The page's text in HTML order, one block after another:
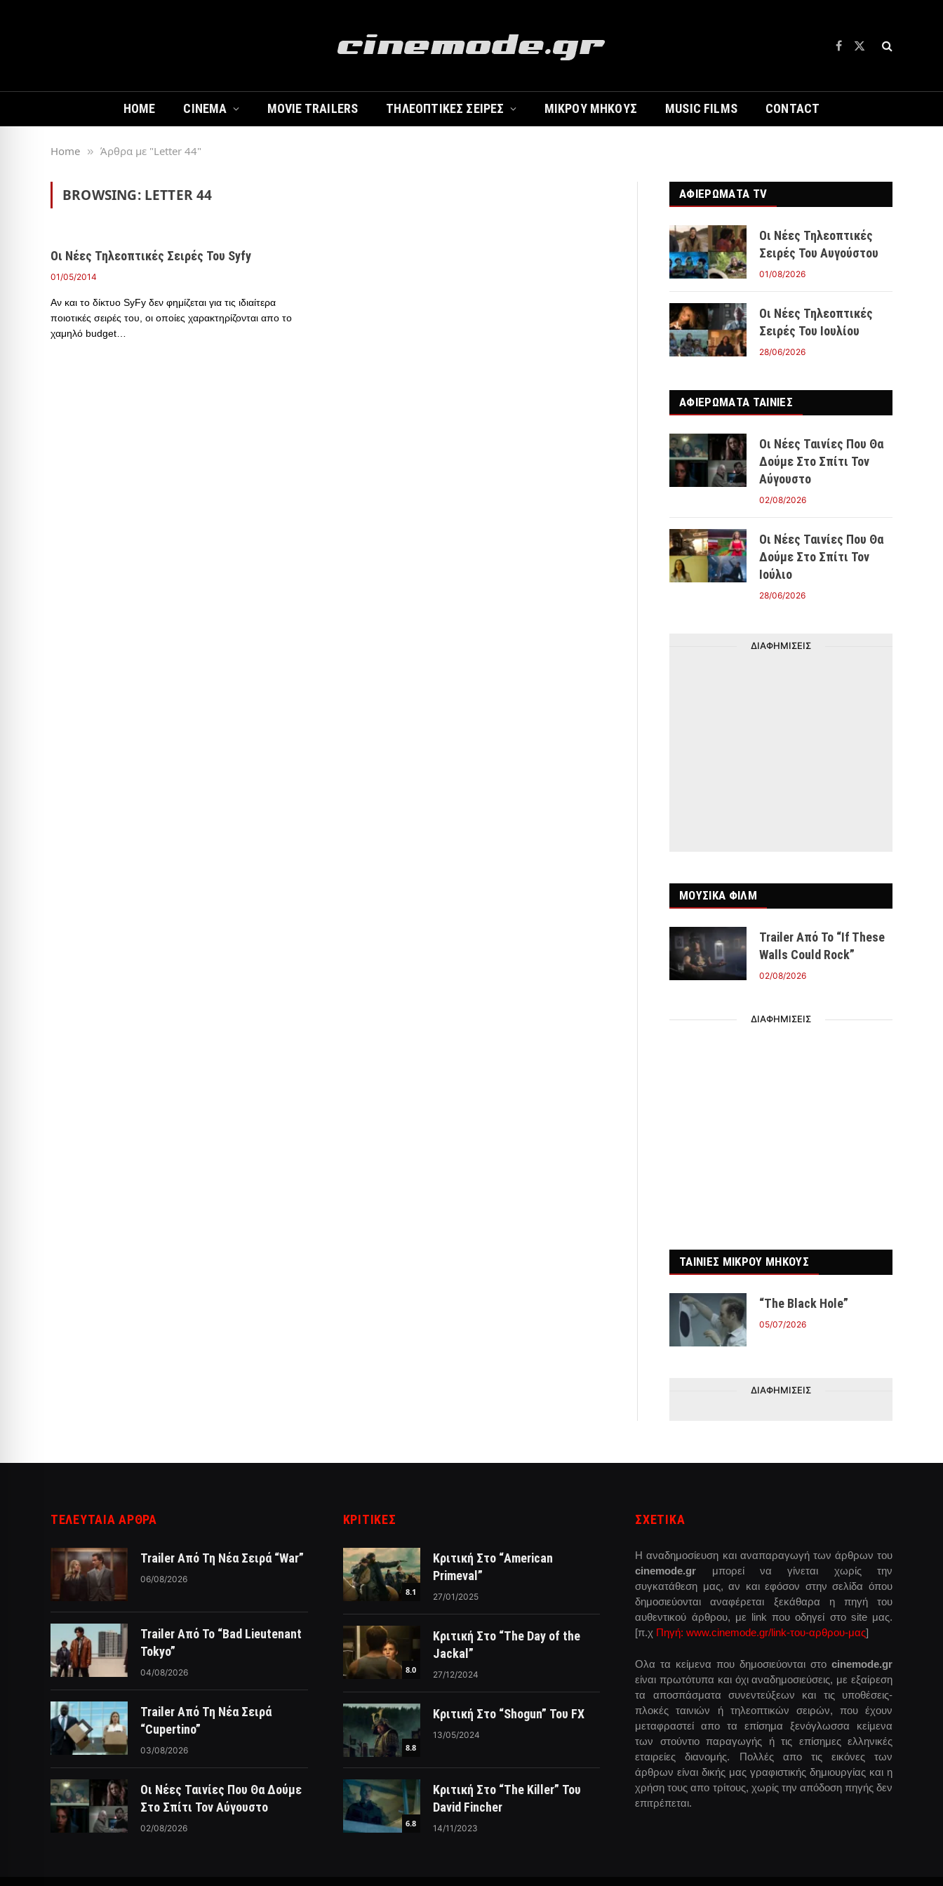
Facebook
X
HOME CINEMA MOVIE TRAILERS ΤΗΛΕΟΠΤΙΚΈΣ ΣΕΙΡΈΣ ΜΙΚΡΟΎ ΜΉΚΟΥΣ MUSIC FILMS CONTACT
Home » Άρθρα με "Letter 44"
BROWSING: LETTER 44
Οι Νέες Τηλεοπτικές Σειρές Του Syfy
01/05/2014
Αν και το δίκτυο SyFy δεν φημίζεται για τις ιδιαίτερα
ποιοτικές σειρές του, οι οποίες χαρακτηρίζονται απο το
χαμηλό budget…
ΑΦΙΕΡΩΜΑΤΑ TV
Οι Νέες Τηλεοπτικές
Σειρές Του Αυγούστου
01/08/2026
Οι Νέες Τηλεοπτικές
Σειρές Του Ιουλίου
28/06/2026
ΑΦΙΕΡΩΜΑΤΑ ΤΑΙΝΊΕΣ
Οι Νέες Ταινίες Που Θα
Δούμε Στο Σπίτι Τον
Αύγουστο
02/08/2026
Οι Νέες Ταινίες Που Θα
Δούμε Στο Σπίτι Τον
Ιούλιο
28/06/2026
ΔΙΑΦΗΜΙΣΕΙΣ
ΜΟΥΣΙΚΑ ΦΙΛΜ
Trailer Από Το “If These
Walls Could Rock”
02/08/2026
ΔΙΑΦΗΜΙΣΕΙΣ
ΤΑΙΝΙΕΣ ΜΙΚΡΟΥ ΜΗΚΟΥΣ
“The Black Hole”
05/07/2026
ΔΙΑΦΗΜΙΣΕΙΣ
ΤΕΛΕΥΤΑΙΑ ΑΡΘΡΑ
Trailer Από Τη Νέα Σειρά “War”
06/08/2026
Trailer Από Το “Bad Lieutenant
Tokyo”
04/08/2026
Trailer Από Τη Νέα Σειρά
“Cupertino”
03/08/2026
Οι Νέες Ταινίες Που Θα Δούμε
Στο Σπίτι Τον Αύγουστο
02/08/2026
ΚΡΙΤΙΚΈΣ
8.1
Κριτική Στο “American
Primeval”
27/01/2025
8.0
Κριτική Στο “The Day of the
Jackal”
27/12/2024
8.8
Κριτική Στο “Shogun” Του FX
13/05/2024
6.8
Κριτική Στο “The Killer” Του
David Fincher
14/11/2023
ΣΧΕΤΙΚΑ
Η αναδημοσίευση και αναπαραγωγή των άρθρων του
cinemode.gr μπορεί να γίνεται χωρίς την
συγκατάθεση μας, αν και εφόσον στην σελίδα όπου
δημοσιεύονται αναφέρεται ξεκάθαρα η πηγή του
αυθεντικού άρθρου, με link που οδηγεί στο site μας.
[π.χ Πηγή: www.cinemode.gr/link-του-αρθρου-μας]
Ολα τα κείμενα που δημοσιεύονται στο cinemode.gr
είναι πρωτότυπα και όχι αναδημοσιεύσεις, με εξαίρεση
τα αποσπάσματα συνεντεύξεων και τις υποθέσεις-
πλοκές ταινιών ή τηλεοπτικών σειρών, που έχουν
μεταφραστεί απο τα επίσημα ξενόγλωσσα κείμενα
των στούντιο παραγωγής ή τις επίσημες ελληνικές
εταιρείες διανομής. Πολλές απο τις εικόνες των
άρθρων είναι δικής μας γραφιστικής δημιουργίας και η
χρήση τους απο τρίτους, χωρίς την απόδοση πηγής δεν
επιτρέπεται.